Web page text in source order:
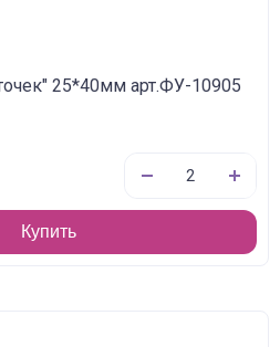
25*40мм арт.ФУ-10905
Купить